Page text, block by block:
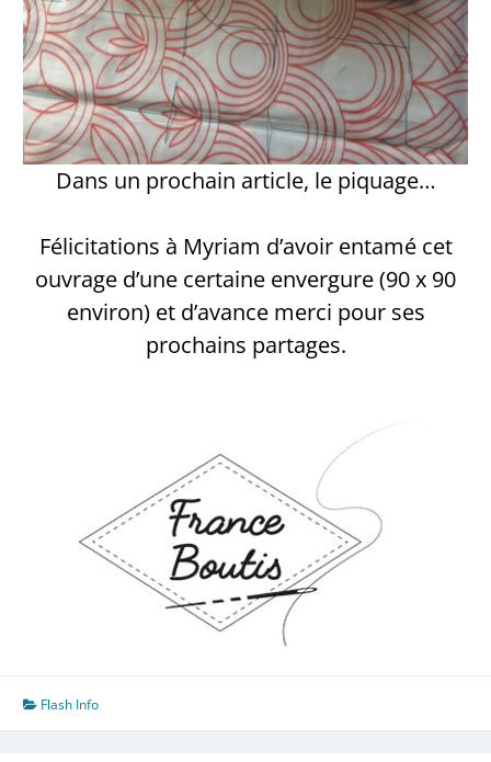
Dans un prochain article, le piquage…
Félicitations à Myriam d’avoir entamé cet
ouvrage d’une certaine envergure (90 x 90
environ) et d’avance merci pour ses
prochains partages.
Flash Info